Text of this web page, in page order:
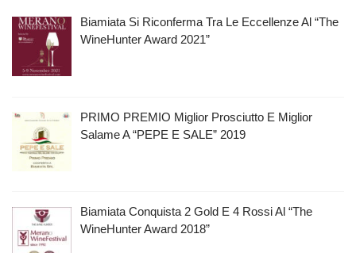
Biamiata Si Riconferma Tra Le Eccellenze Al “The
WineHunter Award 2021”
PRIMO PREMIO Miglior Prosciutto E Miglior
Salame A “PEPE E SALE” 2019
Biamiata Conquista 2 Gold E 4 Rossi Al “The
WineHunter Award 2018”